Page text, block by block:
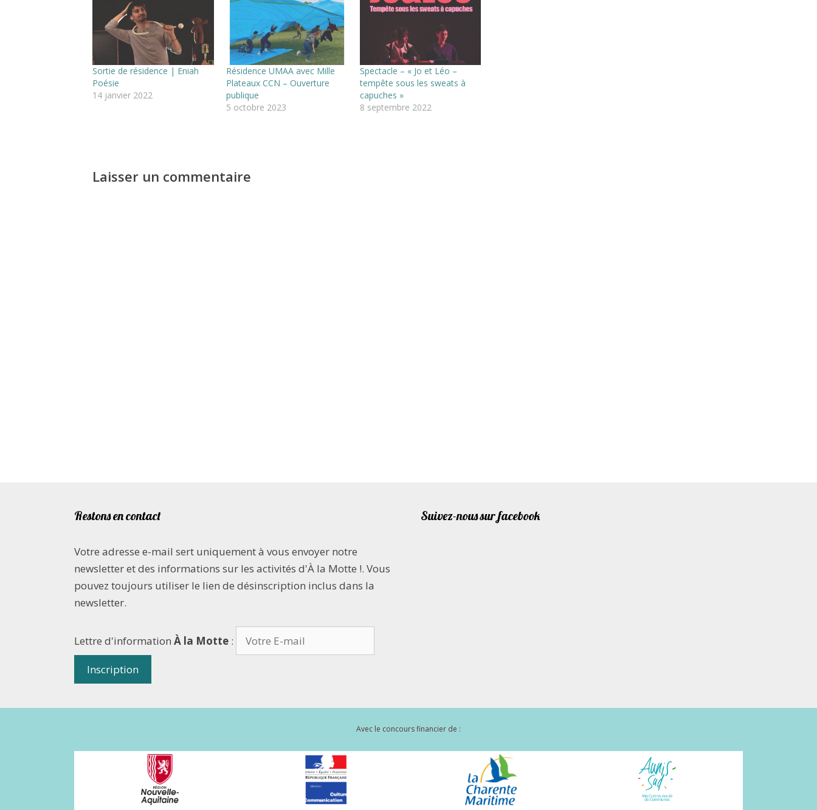
Sortie de résidence | Eniah
Poésie
14 janvier 2022
Résidence UMAA avec Mille
Plateaux CCN – Ouverture
publique
5 octobre 2023
Spectacle – « Jo et Léo –
tempête sous les sweats à
capuches »
8 septembre 2022
Laisser un commentaire
Restons en contact
Votre adresse e-mail sert uniquement à vous envoyer notre
newsletter et des informations sur les activités d'À la Motte !. Vous
pouvez toujours utiliser le lien de désinscription inclus dans la
newsletter.
Lettre d'information À la Motte :
Suivez-nous sur facebook
Avec le concours financier de :